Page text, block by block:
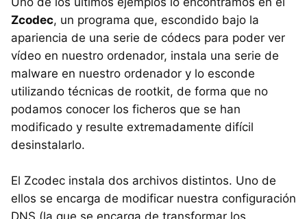
Zcodec, un programa que, escondido bajo la
apariencia de una serie de códecs para poder ver
vídeo en nuestro ordenador, instala una serie de
malware en nuestro ordenador y lo esconde
utilizando técnicas de rootkit, de forma que no
podamos conocer los ficheros que se han
modificado y resulte extremadamente difícil
desinstalarlo.
El Zcodec instala dos archivos distintos. Uno de
ellos se encarga de modificar nuestra configuración
DNS (la que se encarga de transformar los